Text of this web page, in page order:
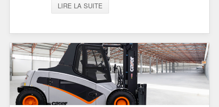
LIRE LA SUITE